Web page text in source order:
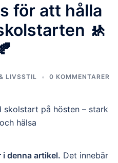
för att hålla
🚸
LIVSSTIL 0 KOMMENTARER
denna artikel. Det innebär